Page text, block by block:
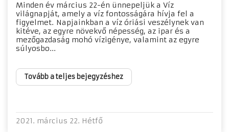
Minden év március 22-én ünnepeljük a Víz
világnapját, amely a víz fontosságára hívja fel a
figyelmet. Napjainkban a víz óriási veszélynek van
kitéve, az egyre növekvő népesség, az ipar és a
mezőgazdaság mohó vízigénye, valamint az egyre
súlyosbo...
Tovább a teljes bejegyzéshez
2021. március 22. Hétfő